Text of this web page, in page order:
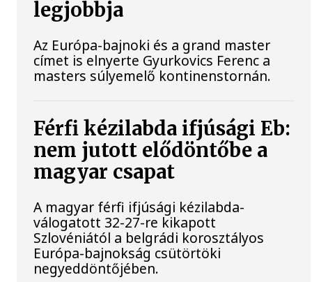
legjobbja
Az Európa-bajnoki és a grand master
címet is elnyerte Gyurkovics Ferenc a
masters súlyemelő kontinenstornán.
Férfi kézilabda ifjúsági Eb:
nem jutott elődöntőbe a
magyar csapat
A magyar férfi ifjúsági kézilabda-
válogatott 32-27-re kikapott
Szlovéniától a belgrádi korosztályos
Európa-bajnokság csütörtöki
negyeddöntőjében.